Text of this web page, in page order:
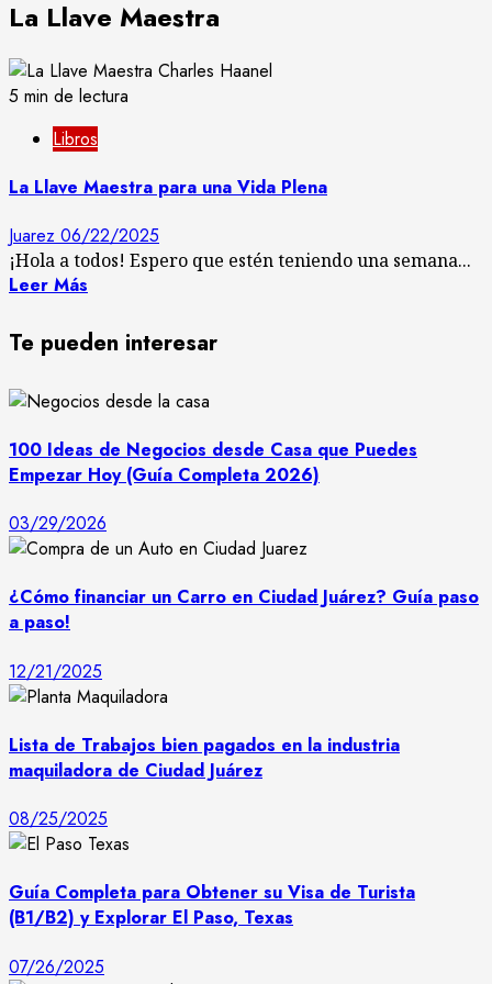
La Llave Maestra
5 min de lectura
Libros
La Llave Maestra para una Vida Plena
Juarez 06/22/2025
¡Hola a todos! Espero que estén teniendo una semana...
Leer Más
Te pueden interesar
100 Ideas de Negocios desde Casa que Puedes
Empezar Hoy (Guía Completa 2026)
03/29/2026
¿Cómo financiar un Carro en Ciudad Juárez? Guía paso
a paso!
12/21/2025
Lista de Trabajos bien pagados en la industria
maquiladora de Ciudad Juárez
08/25/2025
Guía Completa para Obtener su Visa de Turista
(B1/B2) y Explorar El Paso, Texas
07/26/2025